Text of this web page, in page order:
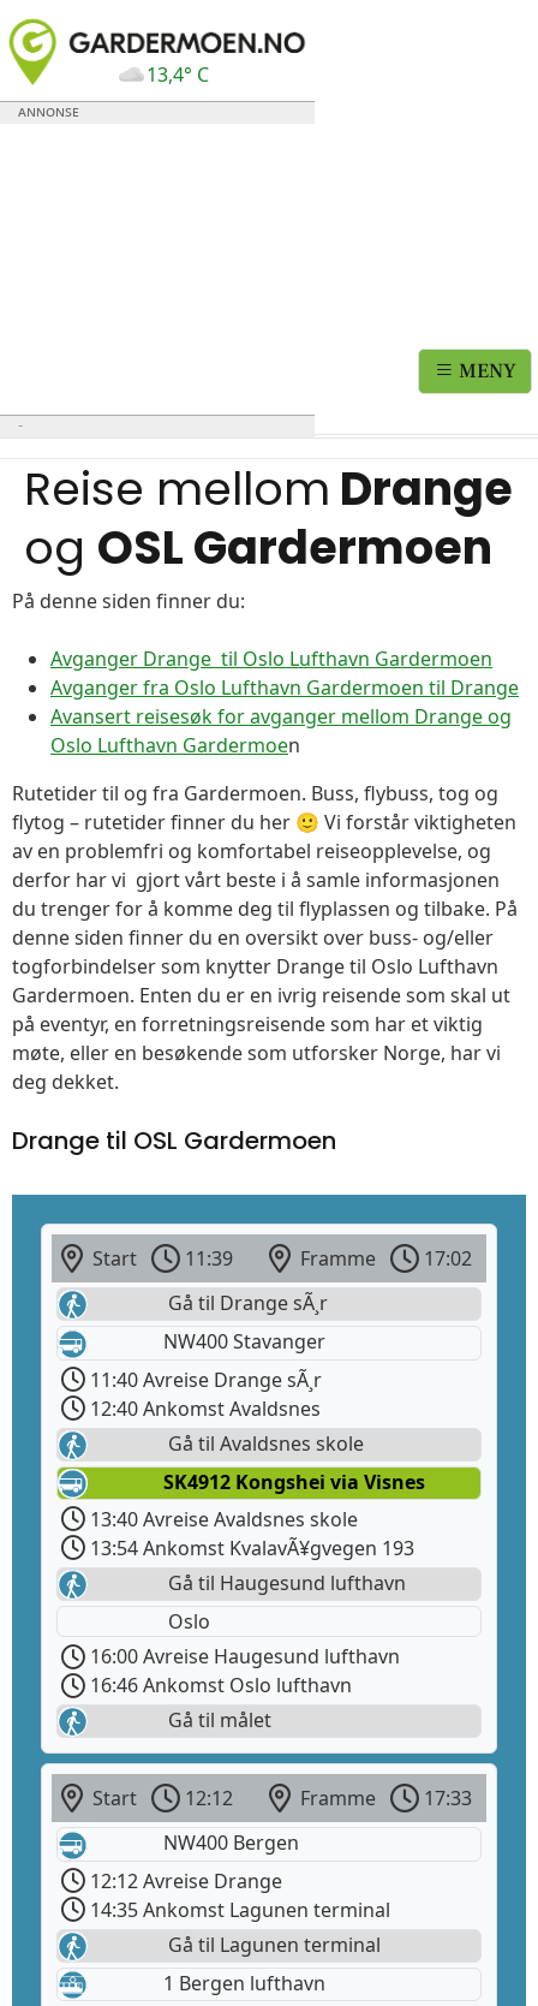
13,4° C
MENY
Reise mellom Drange
og OSL Gardermoen
På denne siden finner du:
Avganger Drange til Oslo Lufthavn Gardermoen
Avganger fra Oslo Lufthavn Gardermoen til Drange
Avansert reisesøk for avganger mellom Drange og
Oslo Lufthavn Gardermoen
Rutetider til og fra Gardermoen. Buss, flybuss, tog og
flytog – rutetider finner du her 🙂 Vi forstår viktigheten
av en problemfri og komfortabel reiseopplevelse, og
derfor har vi gjort vårt beste i å samle informasjonen
du trenger for å komme deg til flyplassen og tilbake. På
denne siden finner du en oversikt over buss- og/eller
togforbindelser som knytter Drange til Oslo Lufthavn
Gardermoen. Enten du er en ivrig reisende som skal ut
på eventyr, en forretningsreisende som har et viktig
møte, eller en besøkende som utforsker Norge, har vi
deg dekket.
Drange til OSL Gardermoen
Start 11:39 Framme
17:02
Gå til Drange sÃ¸r
NW400 Stavanger
11:40 Avreise Drange sÃ¸r
12:40 Ankomst Avaldsnes
Gå til Avaldsnes skole
SK4912 Kongshei via Visnes
13:40 Avreise Avaldsnes skole
13:54 Ankomst KvalavÃ¥gvegen 193
Gå til Haugesund lufthavn
Oslo
16:00 Avreise Haugesund lufthavn
16:46 Ankomst Oslo lufthavn
Gå til målet
Start 12:12 Framme
17:33
NW400 Bergen
12:12 Avreise Drange
14:35 Ankomst Lagunen terminal
Gå til Lagunen terminal
1 Bergen lufthavn